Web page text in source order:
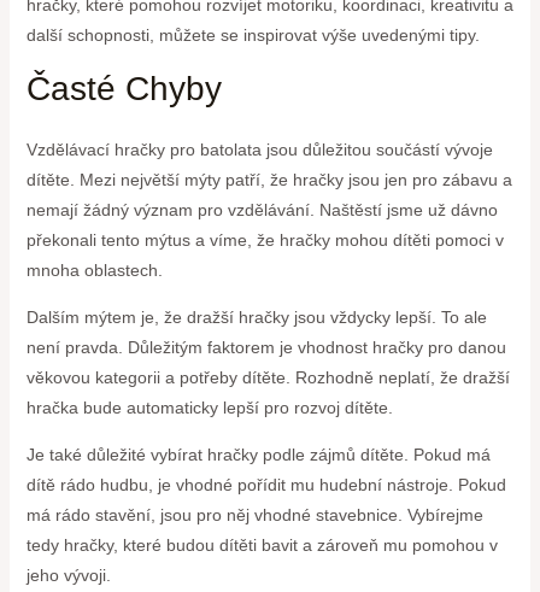
hračky, které pomohou rozvíjet motoriku, koordinaci, kreativitu a
další schopnosti, můžete se inspirovat výše uvedenými tipy.
Časté Chyby
Vzdělávací hračky pro batolata jsou důležitou součástí vývoje
dítěte. Mezi největší mýty patří, že hračky jsou jen pro zábavu a
nemají žádný význam pro vzdělávání. Naštěstí jsme už dávno
překonali tento mýtus a víme, že hračky mohou dítěti pomoci v
mnoha oblastech.
Dalším mýtem je, že dražší hračky jsou vždycky lepší. To ale
není pravda. Důležitým faktorem je vhodnost hračky pro danou
věkovou kategorii a potřeby dítěte. Rozhodně neplatí, že dražší
hračka bude automaticky lepší pro rozvoj dítěte.
Je také důležité vybírat hračky podle zájmů dítěte. Pokud má
dítě rádo hudbu, je vhodné pořídit mu hudební nástroje. Pokud
má rádo stavění, jsou pro něj vhodné stavebnice. Vybírejme
tedy hračky, které budou dítěti bavit a zároveň mu pomohou v
jeho vývoji.